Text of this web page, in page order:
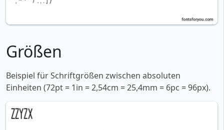
Größen
Beispiel für Schriftgrößen zwischen absoluten
Einheiten (72pt = 1in = 2,54cm = 25,4mm = 6pc = 96px).